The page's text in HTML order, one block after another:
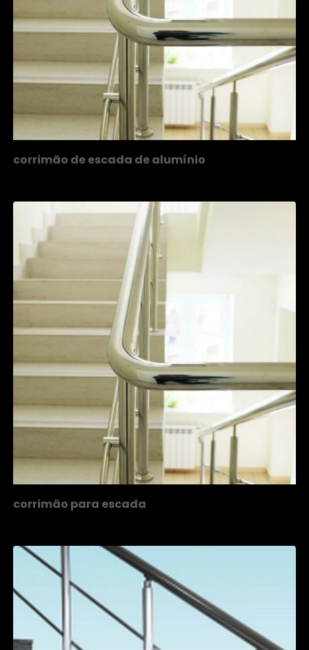
corrimão de escada de alumínio
corrimão para escada